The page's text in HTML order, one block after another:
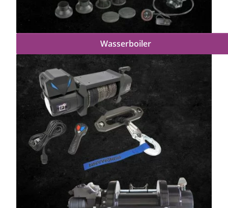
Wasserboiler